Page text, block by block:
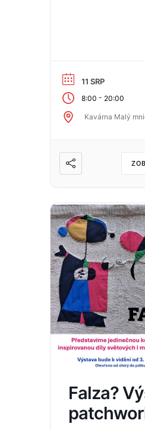
11 SRP
8:00 - 20:00
Kavárna Malý
Falza?